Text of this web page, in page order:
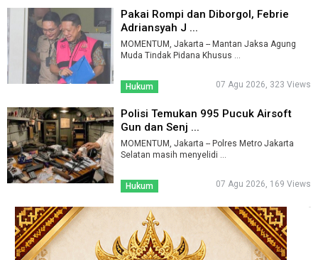
Pakai Rompi dan Diborgol, Febrie
Adriansyah J ...
MOMENTUM, Jakarta -- Mantan Jaksa Agung
Muda Tindak Pidana Khusus ...
Hukum 07 Agu 2026, 323 Views
Polisi Temukan 995 Pucuk Airsoft
Gun dan Senj ...
MOMENTUM, Jakarta -- Polres Metro Jakarta
Selatan masih menyelidi ...
Hukum 07 Agu 2026, 169 Views